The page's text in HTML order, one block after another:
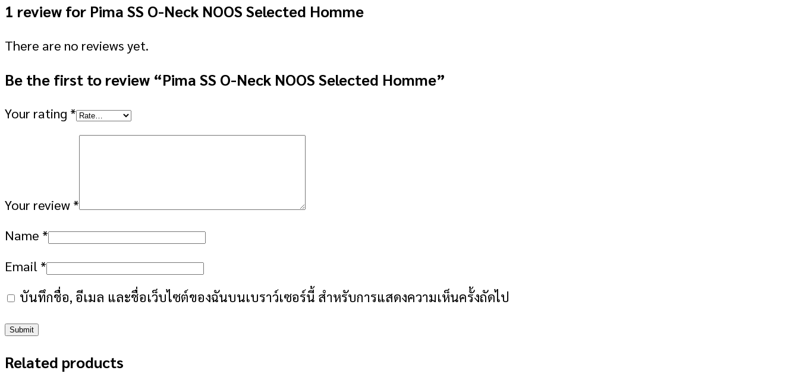
1 review for Pima SS O-Neck NOOS Selected Homme
There are no reviews yet.
Be the first to review “Pima SS O-Neck NOOS Selected Homme”
Your rating *
Your review *
Name *
Email *
บันทึกชื่อ, อีเมล และชื่อเว็บไซต์ของฉันบนเบราว์เซอร์นี้ สำหรับการแสดงความเห็นครั้งถัดไป
Related products